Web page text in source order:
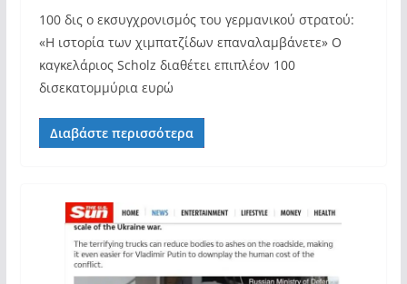
100 δις ο εκσυγχρονισμός του γερμανικού στρατού:
«Η ιστορία των χιμπατζίδων επαναλαμβάνετε» Ο
καγκελάριος Scholz διαθέτει επιπλέον 100
δισεκατομμύρια ευρώ
Διαβάστε περισσότερα